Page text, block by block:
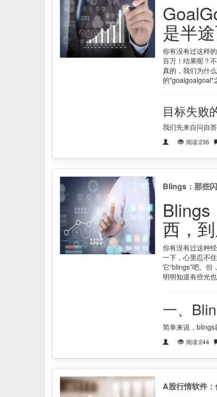
是半
你有没有过这样
百万！结果呢？
真的，我们为什
的"goalgoalgoal"
目标失败
我们先来自问自
阅读:236
Blings：那些
Blings
西，
你有没有过这种
一下，心里忍不
它“blings”吧。
明明知道有些光
一、
简单来说，blings
阅读:244
A股行情软件